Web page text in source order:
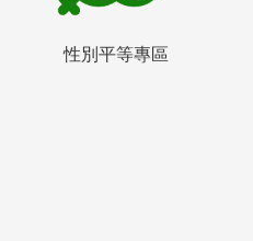
性別平等專區